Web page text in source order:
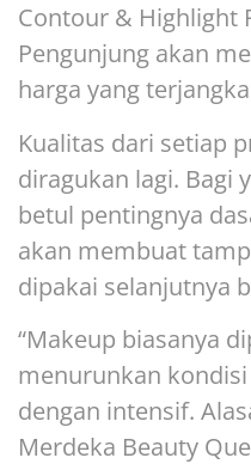
Contour & Highlight
Pengunjung akan
harga yang
Kualitas dari setiap
diragukan lagi. Bagi
betul pentingnya
akan membuat
dipakai selanjutnya
“Makeup biasanya
menurunkan
dengan intensif.
Merdeka Beauty